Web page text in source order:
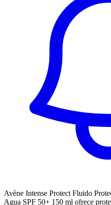
Avène Intense Protect Fluido
Agua SPF 50+ 150 ml ofrece